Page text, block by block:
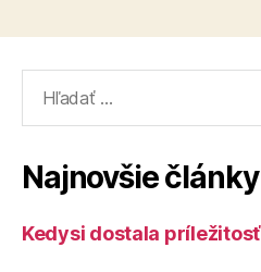
Najnovšie články
Kedysi dostala príležitosť